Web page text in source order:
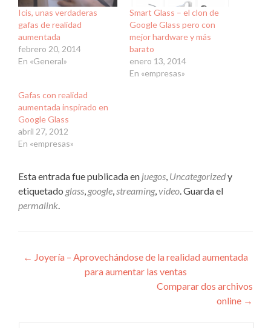
Icis, unas verdaderas
gafas de realidad
aumentada
febrero 20, 2014
En «General»
Smart Glass – el clon de
Google Glass pero con
mejor hardware y más
barato
enero 13, 2014
En «empresas»
Gafas con realidad
aumentada inspirado en
Google Glass
abril 27, 2012
En «empresas»
Esta entrada fue publicada en juegos Uncategorizedy
etiquetado glass google streaming, video . Guarda el
permalink
Navegación
← Joyería – Aprovechándose de la realidad aumentada
para aumentar las ventas
Comparar dos archivos
online →